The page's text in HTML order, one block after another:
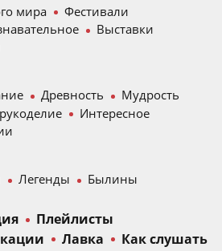
мира
Фестивали
Выставки
Древность
Мудрость
Интересное
Легенды Былины
Плейлисты
Лавка
Как слушать